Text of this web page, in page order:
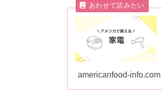
americanfood-info.com